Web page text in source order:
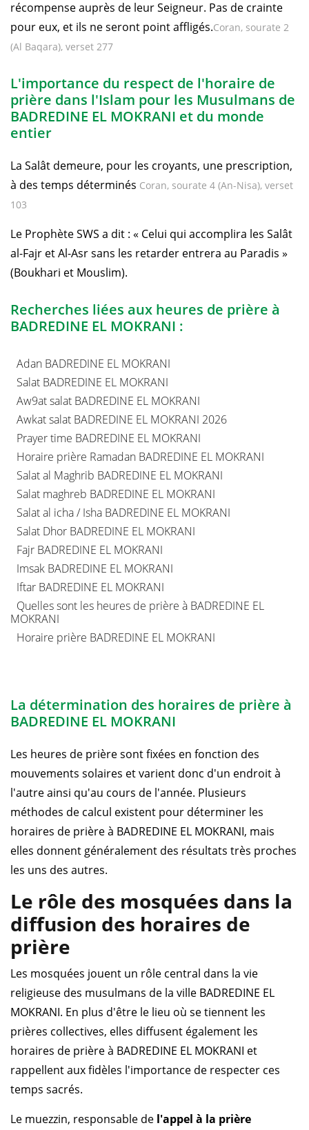
récompense auprès de leur Seigneur. Pas de crainte
pour eux, et ils ne seront point affligés.Coran, sourate 2
(Al Baqara), verset 277
L'importance du respect de l'horaire de
prière dans l'Islam pour les Musulmans de
BADREDINE EL MOKRANI et du monde
entier
La Salât demeure, pour les croyants, une prescription,
à des temps déterminés Coran, sourate 4 (An-Nisa), verset
103
Le Prophète SWS a dit : « Celui qui accomplira les Salât
al-Fajr et Al-Asr sans les retarder entrera au Paradis »
(Boukhari et Mouslim).
Recherches liées aux heures de prière à
BADREDINE EL MOKRANI :
Adan BADREDINE EL MOKRANI
Salat BADREDINE EL MOKRANI
Aw9at salat BADREDINE EL MOKRANI
Awkat salat BADREDINE EL MOKRANI 2026
Prayer time BADREDINE EL MOKRANI
Horaire prière Ramadan BADREDINE EL MOKRANI
Salat al Maghrib BADREDINE EL MOKRANI
Salat maghreb BADREDINE EL MOKRANI
Salat al icha / Isha BADREDINE EL MOKRANI
Salat Dhor BADREDINE EL MOKRANI
Fajr BADREDINE EL MOKRANI
Imsak BADREDINE EL MOKRANI
Iftar BADREDINE EL MOKRANI
Quelles sont les heures de prière à BADREDINE EL
MOKRANI
Horaire prière BADREDINE EL MOKRANI
La détermination des horaires de prière à
BADREDINE EL MOKRANI
Les heures de prière sont fixées en fonction des
mouvements solaires et varient donc d'un endroit à
l'autre ainsi qu'au cours de l'année. Plusieurs
méthodes de calcul existent pour déterminer les
horaires de prière à BADREDINE EL MOKRANI, mais
elles donnent généralement des résultats très proches
les uns des autres.
Le rôle des mosquées dans la
diffusion des horaires de
prière
Les mosquées jouent un rôle central dans la vie
religieuse des musulmans de la ville BADREDINE EL
MOKRANI. En plus d'être le lieu où se tiennent les
prières collectives, elles diffusent également les
horaires de prière à BADREDINE EL MOKRANI et
rappellent aux fidèles l'importance de respecter ces
temps sacrés.
Le muezzin, responsable de l'appel à la prière